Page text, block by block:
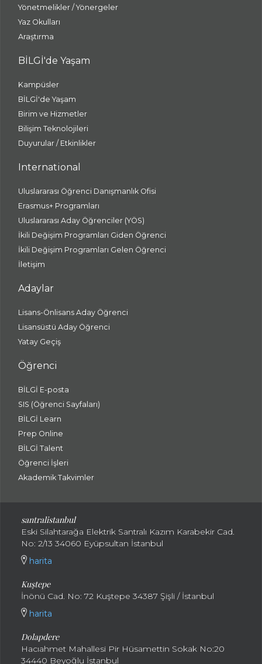
Yönetmelikler / Yönergeler
Yaz Okulları
Araştırma
BİLGİ'de Yaşam
Kampüsler
BİLGİ'de Yaşam
Birim ve Hizmetler
Bilişim Teknolojileri
Duyurular / Etkinlikler
International
Uluslararası Öğrenci Danışmanlık Ofisi
Erasmus+ Programları
Uluslararası Aday Öğrenciler (YÖS)
İkili Değişim Programları Giden Öğrenci
İkili Değişim Programları Gelen Öğrenci
İletişim
Adaylar
Lisans-Önlisans Aday Öğrenci
Lisansüstü Aday Öğrenci
Yatay Geçiş
Öğrenci
BİLGİ E-posta
SIS (Öğrenci Sayfaları)
BİLGİ Learn
Prep Online
BİLGİ Talent
Öğrenci İşleri
Akademik Takvimler
santralistanbul
Eski Silahtarağa Elektrik Santralı Kazım Karabekir Cad.
No: 2/13 34060 Eyüpsultan İstanbul
harita
Kuştepe
İnönü Cad. No: 72 Kuştepe 34387 Şişli / İstanbul
harita
Dolapdere
Hacıahmet Mahallesi Pir Hüsamettin Sokak No:20
34440 Beyoğlu İstanbul